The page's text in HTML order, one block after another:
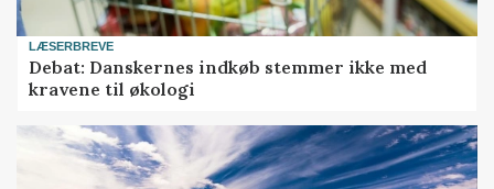
LÆSERBREVE
Debat: Danskernes indkøb stemmer ikke med
kravene til økologi